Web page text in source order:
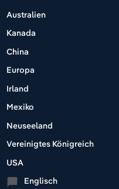
Australien
Kanada
China
Europa
Irland
Mexiko
Neuseeland
Vereinigtes Königreich
USA
chat_bubble Englisch